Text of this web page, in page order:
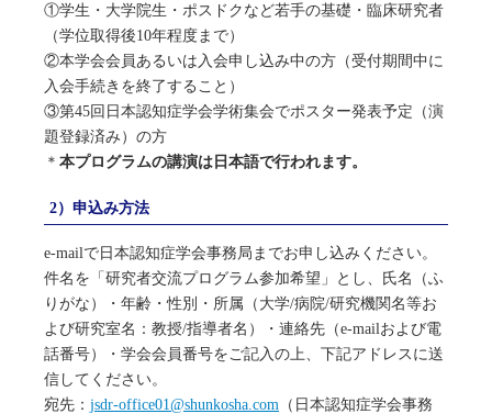
①学生・大学院生・ポスドクなど若手の基礎・臨床研究者
（学位取得後10年程度まで）
②本学会会員あるいは入会申し込み中の方（受付期間中に
入会手続きを終了すること）
③第45回日本認知症学会学術集会でポスター発表予定（演
題登録済み）の方
＊ 本プログラムの講演は日本語で行われます。
2）申込み方法
e-mailで日本認知症学会事務局までお申し込みください。
件名を「研究者交流プログラム参加希望」とし、氏名（ふ
りがな）・年齢・性別・所属（大学/病院/研究機関名等お
よび研究室名：教授/指導者名）・連絡先（e-mailおよび電
話番号）・学会会員番号をご記入の上、下記アドレスに送
信してください。
宛先： jsdr-office01@shunkosha.com （日本認知症学会事務